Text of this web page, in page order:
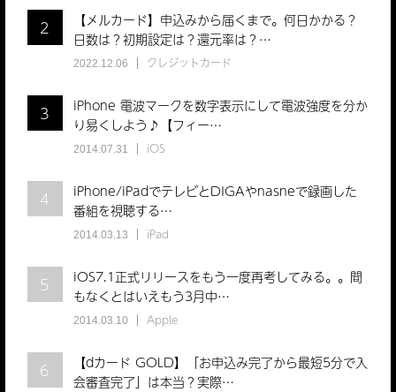
2
【メルカード】申込みから届くまで。何日かかる？
日数は？初期設定は？還元率は？…
2022.12.06 クレジットカード
3
iPhone 電波マークを数字表示にして電波強度を分か
り易くしよう♪【フィー…
2014.07.31 iOS
4
iPhone/iPadでテレビとDIGAやnasneで録画した
番組を視聴する…
2014.03.13 iPad
5
iOS7.1正式リリースをもう一度再考してみる。。間
もなくとはいえもう3月中…
2014.03.10 Apple
6
【dカード GOLD】「お申込み完了から最短5分で入
会審査完了」は本当？実際…